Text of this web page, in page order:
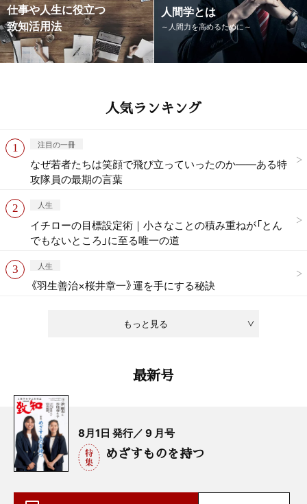
仕事や人生に役立つ
致知活用法
人間学とは
～人間力を高めるために～
人気ランキング
もっと見る
注目の一冊
なぜ若者たちは笑顔で飛び立っていったのか——ある特
攻隊員の最期の言葉
人生
イチローの目標設定術｜小さなことの積み重ねが「とん
でもないところ」に至る唯一の道
人生
《羽生善治×桜井章一》運を手にする秘訣
最新号
8月1日 発行／ 9 月号
めざすものを持つ